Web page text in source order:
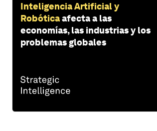
Inteligencia Artificial y
Robóticaafecta a las
economías, las industrias y los
problemas globales